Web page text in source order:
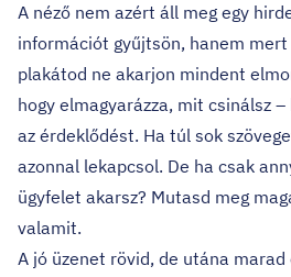
A néző nem azért áll meg egy
információt gyűjtsön, hanem
plakátod ne akarjon mindent
hogy elmagyarázza, mit csinálsz
az érdeklődést. Ha túl sok
azonnal lekapcsol. De ha csak
ügyfelet akarsz? Mutasd meg
valamit.
A jó üzenet rövid, de utána marad